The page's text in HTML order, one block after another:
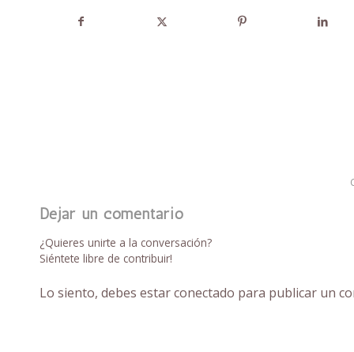
Dejar un comentario
¿Quieres unirte a la conversación?
Siéntete libre de contribuir!
Lo siento, debes estarconectado para publicar un